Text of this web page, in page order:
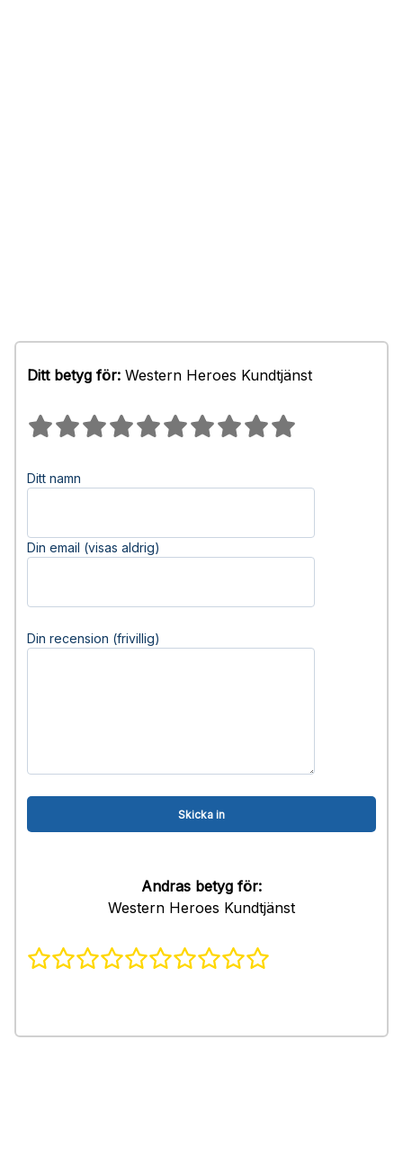
Ditt betyg för: Western Heroes Kundtjänst
Ditt namn
Din email (visas aldrig)
Din recension (frivillig)
Andras betyg för:
Western Heroes Kundtjänst